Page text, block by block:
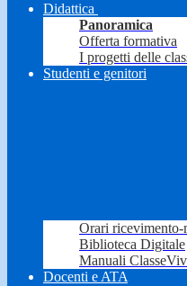
Didattica
Panoramica
Offerta formativa
I progetti delle
Studenti e genitori
Orari ricevimento-
Biblioteca Digitale
Manuali
Docenti e ATA